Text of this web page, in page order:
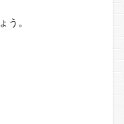
う。